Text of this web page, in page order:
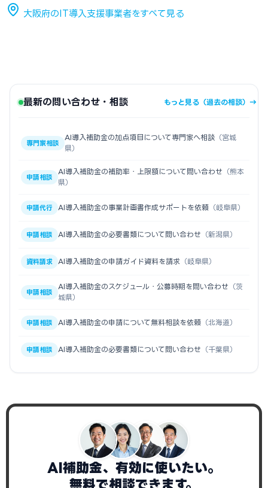
大阪府のIT導入支援事業者をすべて見る
最新の問い合わせ・相談 もっと見る（過去の相談）→
専門家相談
AI導入補助金の加点項目について専門家へ相談 （宮城
県）
申請相談
AI導入補助金の補助率・上限額について問い合わせ （熊本
県）
申請代行 AI導入補助金の事業計画書作成サポートを依頼 （岐阜県）
申請相談 AI導入補助金の必要書類について問い合わせ （新潟県）
資料請求 AI導入補助金の申請ガイド資料を請求 （岐阜県）
申請相談
AI導入補助金のスケジュール・公募時期を問い合わせ （茨
城県）
申請相談 AI導入補助金の申請について無料相談を依頼 （北海道）
申請相談 AI導入補助金の必要書類について問い合わせ （千葉県）
AI補助金、有効に使いたい。
無料で相談できます。